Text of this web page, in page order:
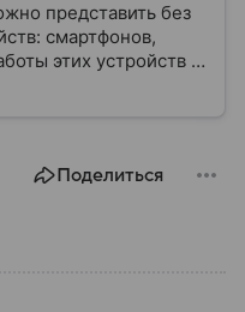
представить без
смартфонов,
этих устройств —
что относится
Поделиться